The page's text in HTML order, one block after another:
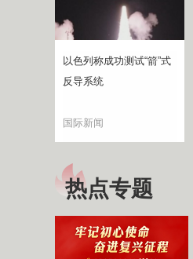
以色列称成功测试“箭”式
反导系统
国际新闻
热点专题